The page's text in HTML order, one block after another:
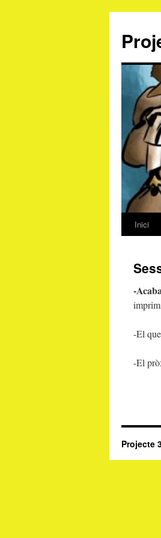
Vés
contingut
Inici
-
-El
-El
Projecte